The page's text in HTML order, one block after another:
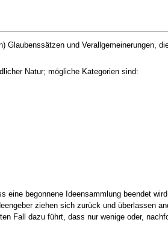
Glaubenssätzen und Verallgemeinerungen,
Natur; mögliche Kategorien sind:
eine begonnene Ideensammlung beendet
ziehen sich zurück und überlassen
Fall dazu führt, dass nur wenige oder,